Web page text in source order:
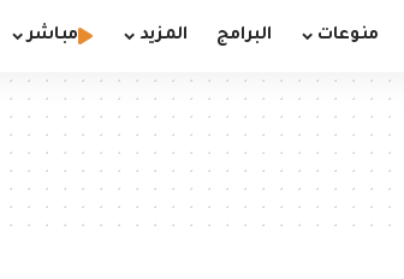
منوعات البرامج المزيد مباشر